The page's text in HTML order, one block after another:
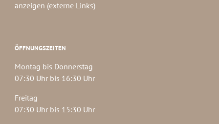
anzeigen (externe Links)
ÖFFNUNGSZEITEN
Montag bis Donnerstag
07:30 Uhr bis 16:30 Uhr
Freitag
07:30 Uhr bis 15:30 Uhr